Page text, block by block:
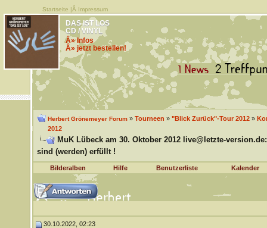
Startseite |Â Impressum
DAS IST LOS
CD / VINYL
Â» Infos
Â» jetzt bestellen!
Herbert Grönemeyer Forum» Tourneen » "Blick Zurück"-Tour 2012»
2012
MuK Lübeck am 30. Oktober 2012 live@letzte-
sind (werden) erfüllt !
Bilderalben Hilfe Benutzerliste Kalender
30.10.2022, 02:23